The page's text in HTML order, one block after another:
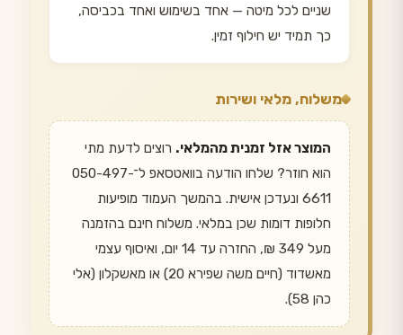
שניים לכל מיטה — אחד בשימוש ואחד בכביסה,
כך תמיד יש חילוף זמין.
משלוח, מלאי ושירות
המוצר אזל זמנית מהמלאי. רוצים לדעת מתי
הוא חוזר? שלחו הודעה בוואטסאפ ל־050-497-
6611 ונעדכן אישית. בהמשך העמוד מופיעות
חלופות דומות שכן במלאי. משלוח חינם בהזמנה
מעל 349 ₪, החזרה עד 14 יום, ואיסוף עצמי
מאשדוד (חיים משה שפירא 20) או מאשקלון (אלי
כהן 58).